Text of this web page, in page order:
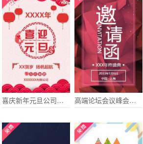
喜庆新年元旦公司年会迎新晚会活动会议邀请函 高端论坛会议峰会酒会展会晚会年会电子请柬